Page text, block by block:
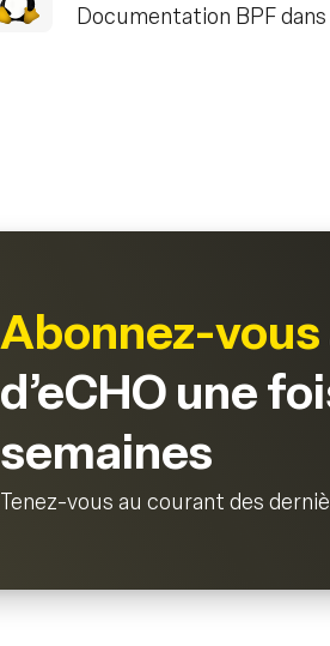
Documentation BPF
Abonnez-vous
d’eCHO une
semaines
Tenez-vous au courant des